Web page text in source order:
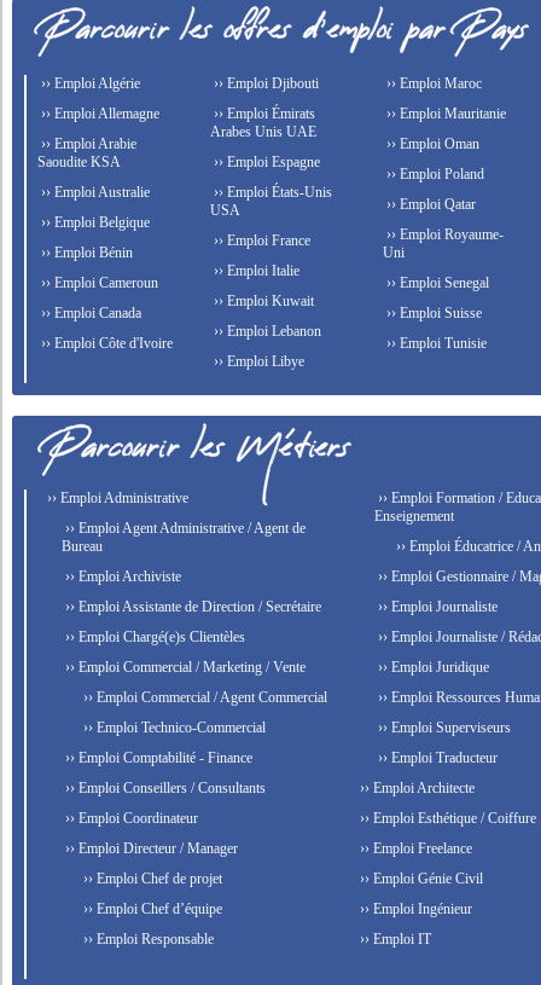
›› Emploi Algérie
›› Emploi Allemagne
›› Emploi Arabie
Saoudite KSA
›› Emploi Australie
›› Emploi Belgique
›› Emploi Bénin
›› Emploi Cameroun
›› Emploi Canada
›› Emploi Côte d'Ivoire
›› Emploi Djibouti
›› Emploi Émirats
Arabes Unis UAE
›› Emploi Espagne
›› Emploi États-Unis
USA
›› Emploi France
›› Emploi Italie
›› Emploi Kuwait
›› Emploi Lebanon
›› Emploi Libye
›› Emploi Maroc
›› Emploi Mauritanie
›› Emploi Oman
›› Emploi Poland
›› Emploi Qatar
›› Emploi Royaume-
Uni
›› Emploi Senegal
›› Emploi Suisse
›› Emploi Tunisie
›› Emploi Administrative
›› Emploi Agent Administrative / Agent de
Bureau
›› Emploi Archiviste
›› Emploi Assistante de Direction / Secrétaire
›› Emploi Chargé(e)s Clientèles
›› Emploi Commercial / Marketing / Vente
›› Emploi Commercial / Agent Commercial
›› Emploi Technico-Commercial
›› Emploi Comptabilité - Finance
›› Emploi Conseillers / Consultants
›› Emploi Coordinateur
›› Emploi Directeur / Manager
›› Emploi Chef de projet
›› Emploi Chef d’équipe
›› Emploi Responsable
›› Emploi Formation /
Enseignement
›› Emploi Éducatrice /
›› Emploi Gestionnaire /
›› Emploi Journaliste
›› Emploi Journaliste /
›› Emploi Juridique
›› Emploi Ressources
›› Emploi Superviseurs
›› Emploi Traducteur
›› Emploi Architecte
›› Emploi Esthétique / Coiffure
›› Emploi Freelance
›› Emploi Génie Civil
›› Emploi Ingénieur
›› Emploi IT